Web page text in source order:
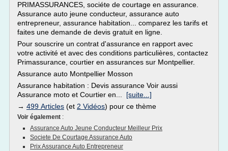
PRIMASSURANCES, sociéte de courtage en assurance.
Assurance auto jeune conducteur, assurance auto
entrepreneur, assurance habitation... comparez les tarifs et
faites une demande de devis gratuit en ligne.
Pour souscrire un contrat d'assurance en rapport avec
votre activité et avec des conditions particulières, contactez
Primassurance, courtier en assurances sur Montpellier.
Assurance auto Montpellier Mosson
Assurance habitation : Devis assurance Voir aussi
Assurance moto et Courtier en... [suite...]
→ 499 Articles (et 2 Vidéos) pour ce thème
Voir également :
Assurance Auto Jeune Conducteur Meilleur Prix
Societe De Courtage Assurance Auto
Prix Assurance Auto Entrepreneur